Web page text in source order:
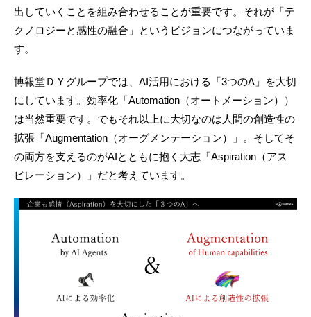
出していくことを組み合わせることが重要です。それが「テ
クノロジーと感性の融合」というビジョンにつながっていま
す。
博報堂ＤＹグループでは、AI活用における「3つのA」を大切
にしています。効率化「Automation（オートメーション））
は当然重要です。でもそれ以上に大切なのは人間の創造性の
拡張「Augmentation（オーグメンテーション）」。そしてそ
の両方を支えるのがAIとともに抱く大志「Aspiration（アス
ピレーション）」だと考えています。